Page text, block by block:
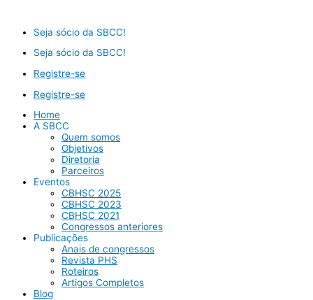
conteúdo
Seja sócio da SBCC!
Seja sócio da SBCC!
Registre-se
Registre-se
Home
A SBCC
Quem somos
Objetivos
Diretoria
Parceiros
Eventos
CBHSC 2025
CBHSC 2023
CBHSC 2021
Congressos anteriores
Publicações
Anais de congressos
Revista PHS
Roteiros
Artigos Completos
Blog